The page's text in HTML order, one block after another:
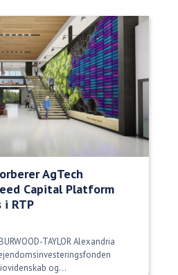
AgTech
Capital Platform
i RTP
TAYLOR Alexandria
og...